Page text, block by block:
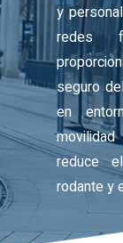
y
redes
seguro
en
reduce
rodante y